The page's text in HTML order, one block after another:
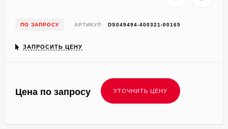
ПО ЗАПРОСУ АРТИКУЛ: DS049494-400321-00165
ЗАПРОСИТЬ ЦЕНУ
Цена по запросу